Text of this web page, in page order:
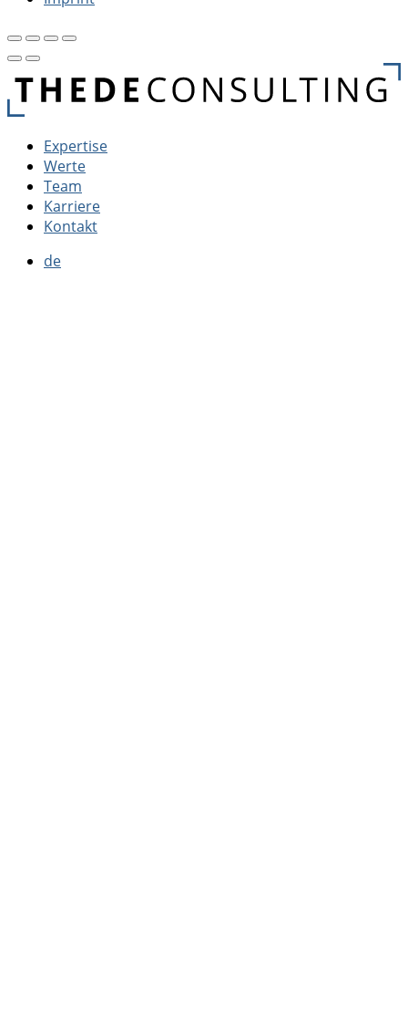
Expertise
Werte
Team
Karriere
Kontakt
de